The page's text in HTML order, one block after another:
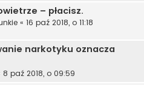
– płacisz.
« 16 paź 2018, o 11:18
narkotyku oznacza
8 paź 2018, o 09:59